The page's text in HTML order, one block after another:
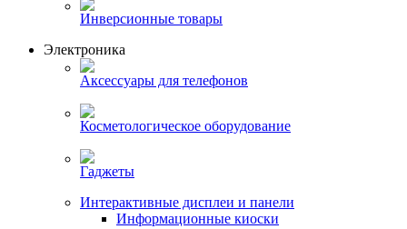
Инверсионные товары
Электроника
Аксессуары для телефонов
Косметологическое оборудование
Гаджеты
Интерактивные дисплеи и панели
Информационные киоски